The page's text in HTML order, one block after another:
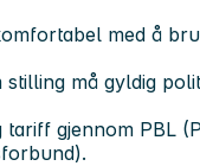
med å
stilling må gyldig
tariff gjennom PBL